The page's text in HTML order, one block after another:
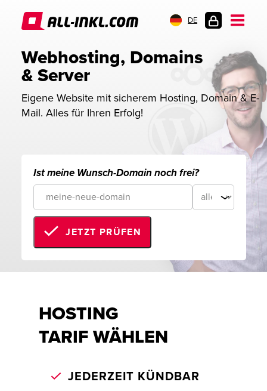
DE
Webhosting, Domains
& Server
Eigene Website mit sicherem Hosting, Domain & E-
Mail. Alles für Ihren Erfolg!
Ist meine Wunsch-Domain noch frei?
JETZT PRÜFEN
HOSTING
TARIF WÄHLEN
JEDERZEIT KÜNDBAR